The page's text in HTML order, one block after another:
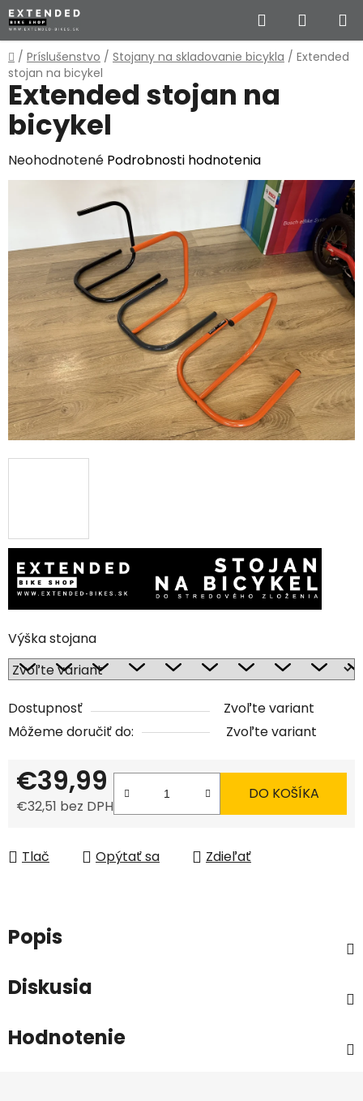
Prejsť
na
obsah
Hľadať
KOŠÍK
Domov
/ Príslušenstvo / Stojany na skladovanie bicykla / Extended
stojan na bicykel
Výška stojana
Dostupnosť
Zvoľte variant
Môžeme doručiť do:
Zvoľte variant
€39,99
€32,51 bez DPH
DO KOŠÍKA
Tlač Opýtať sa Zdieľať
Extended stojan na
bicykel
Priemerné
hodnotenie
0,0
z
hviezdičiek.
Neohodnotené Podrobnosti hodnotenia
Popis
Diskusia
Hodnotenie